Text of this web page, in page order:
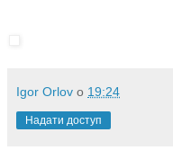
Igor Orlov о 19:24
Надати доступ